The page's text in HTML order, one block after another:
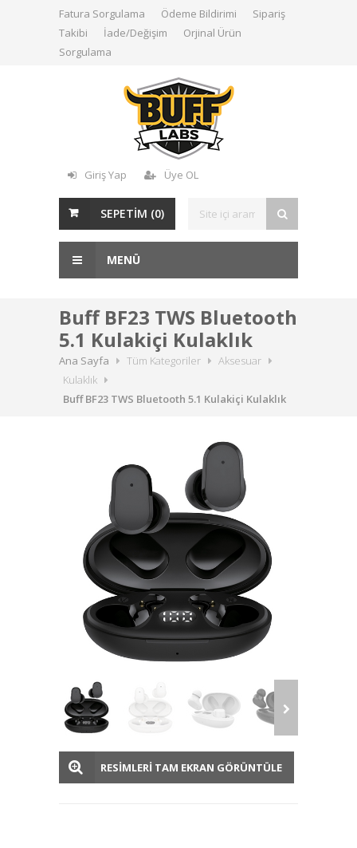
Fatura Sorgulama Ödeme Bildirimi
Sipariş
Takibi
İade/Değişim
Orjinal Ürün
Sorgulama
Giriş Yap Üye OL
SEPETİM (0)
MENÜ
Buff BF23 TWS Bluetooth
5.1 Kulakiçi Kulaklık
Ana Sayfa Tüm Kategoriler
Aksesuar
Kulaklık
Buff BF23 TWS Bluetooth 5.1 Kulakiçi Kulaklık
RESİMLERİ TAM EKRAN GÖRÜNTÜLE